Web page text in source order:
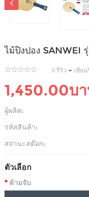
ไม้ปิงปอง SANWEI
0 รีวิว - เขียน
1,450.00บ
ผู้ผลิต:
รหัสสินค้า:
สถานะสต๊อก:
ตัวเลือก
ด้ามจับ